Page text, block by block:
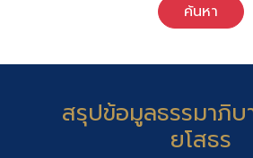
ค้นหา
สรุปข้อมูลธรรมาภิ
ยโสธร